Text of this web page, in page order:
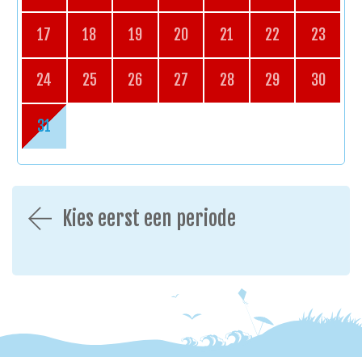
17 18 19 20 21 22 23
24 25 26 27 28 29 30
31
Kies eerst een periode